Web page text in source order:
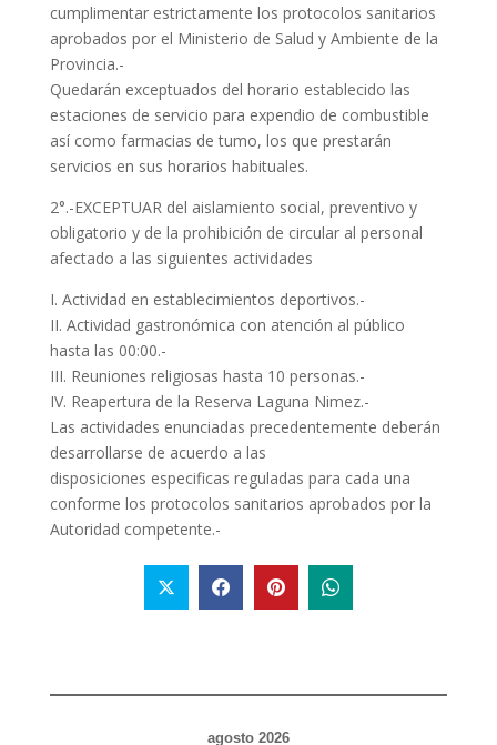
cumplimentar estrictamente los protocolos sanitarios
aprobados por el Ministerio de Salud y Ambiente de la
Provincia.-
Quedarán exceptuados del horario establecido las
estaciones de servicio para expendio de combustible
así como farmacias de tumo, los que prestarán
servicios en sus horarios habituales.
2°.-EXCEPTUAR del aislamiento social, preventivo y
obligatorio y de la prohibición de circular al personal
afectado a las siguientes actividades
I. Actividad en establecimientos deportivos.-
II. Actividad gastronómica con atención al público
hasta las 00:00.-
III. Reuniones religiosas hasta 10 personas.-
IV. Reapertura de la Reserva Laguna Nimez.-
Las actividades enunciadas precedentemente deberán
desarrollarse de acuerdo a las
disposiciones especificas reguladas para cada una
conforme los protocolos sanitarios aprobados por la
Autoridad competente.-
agosto 2026